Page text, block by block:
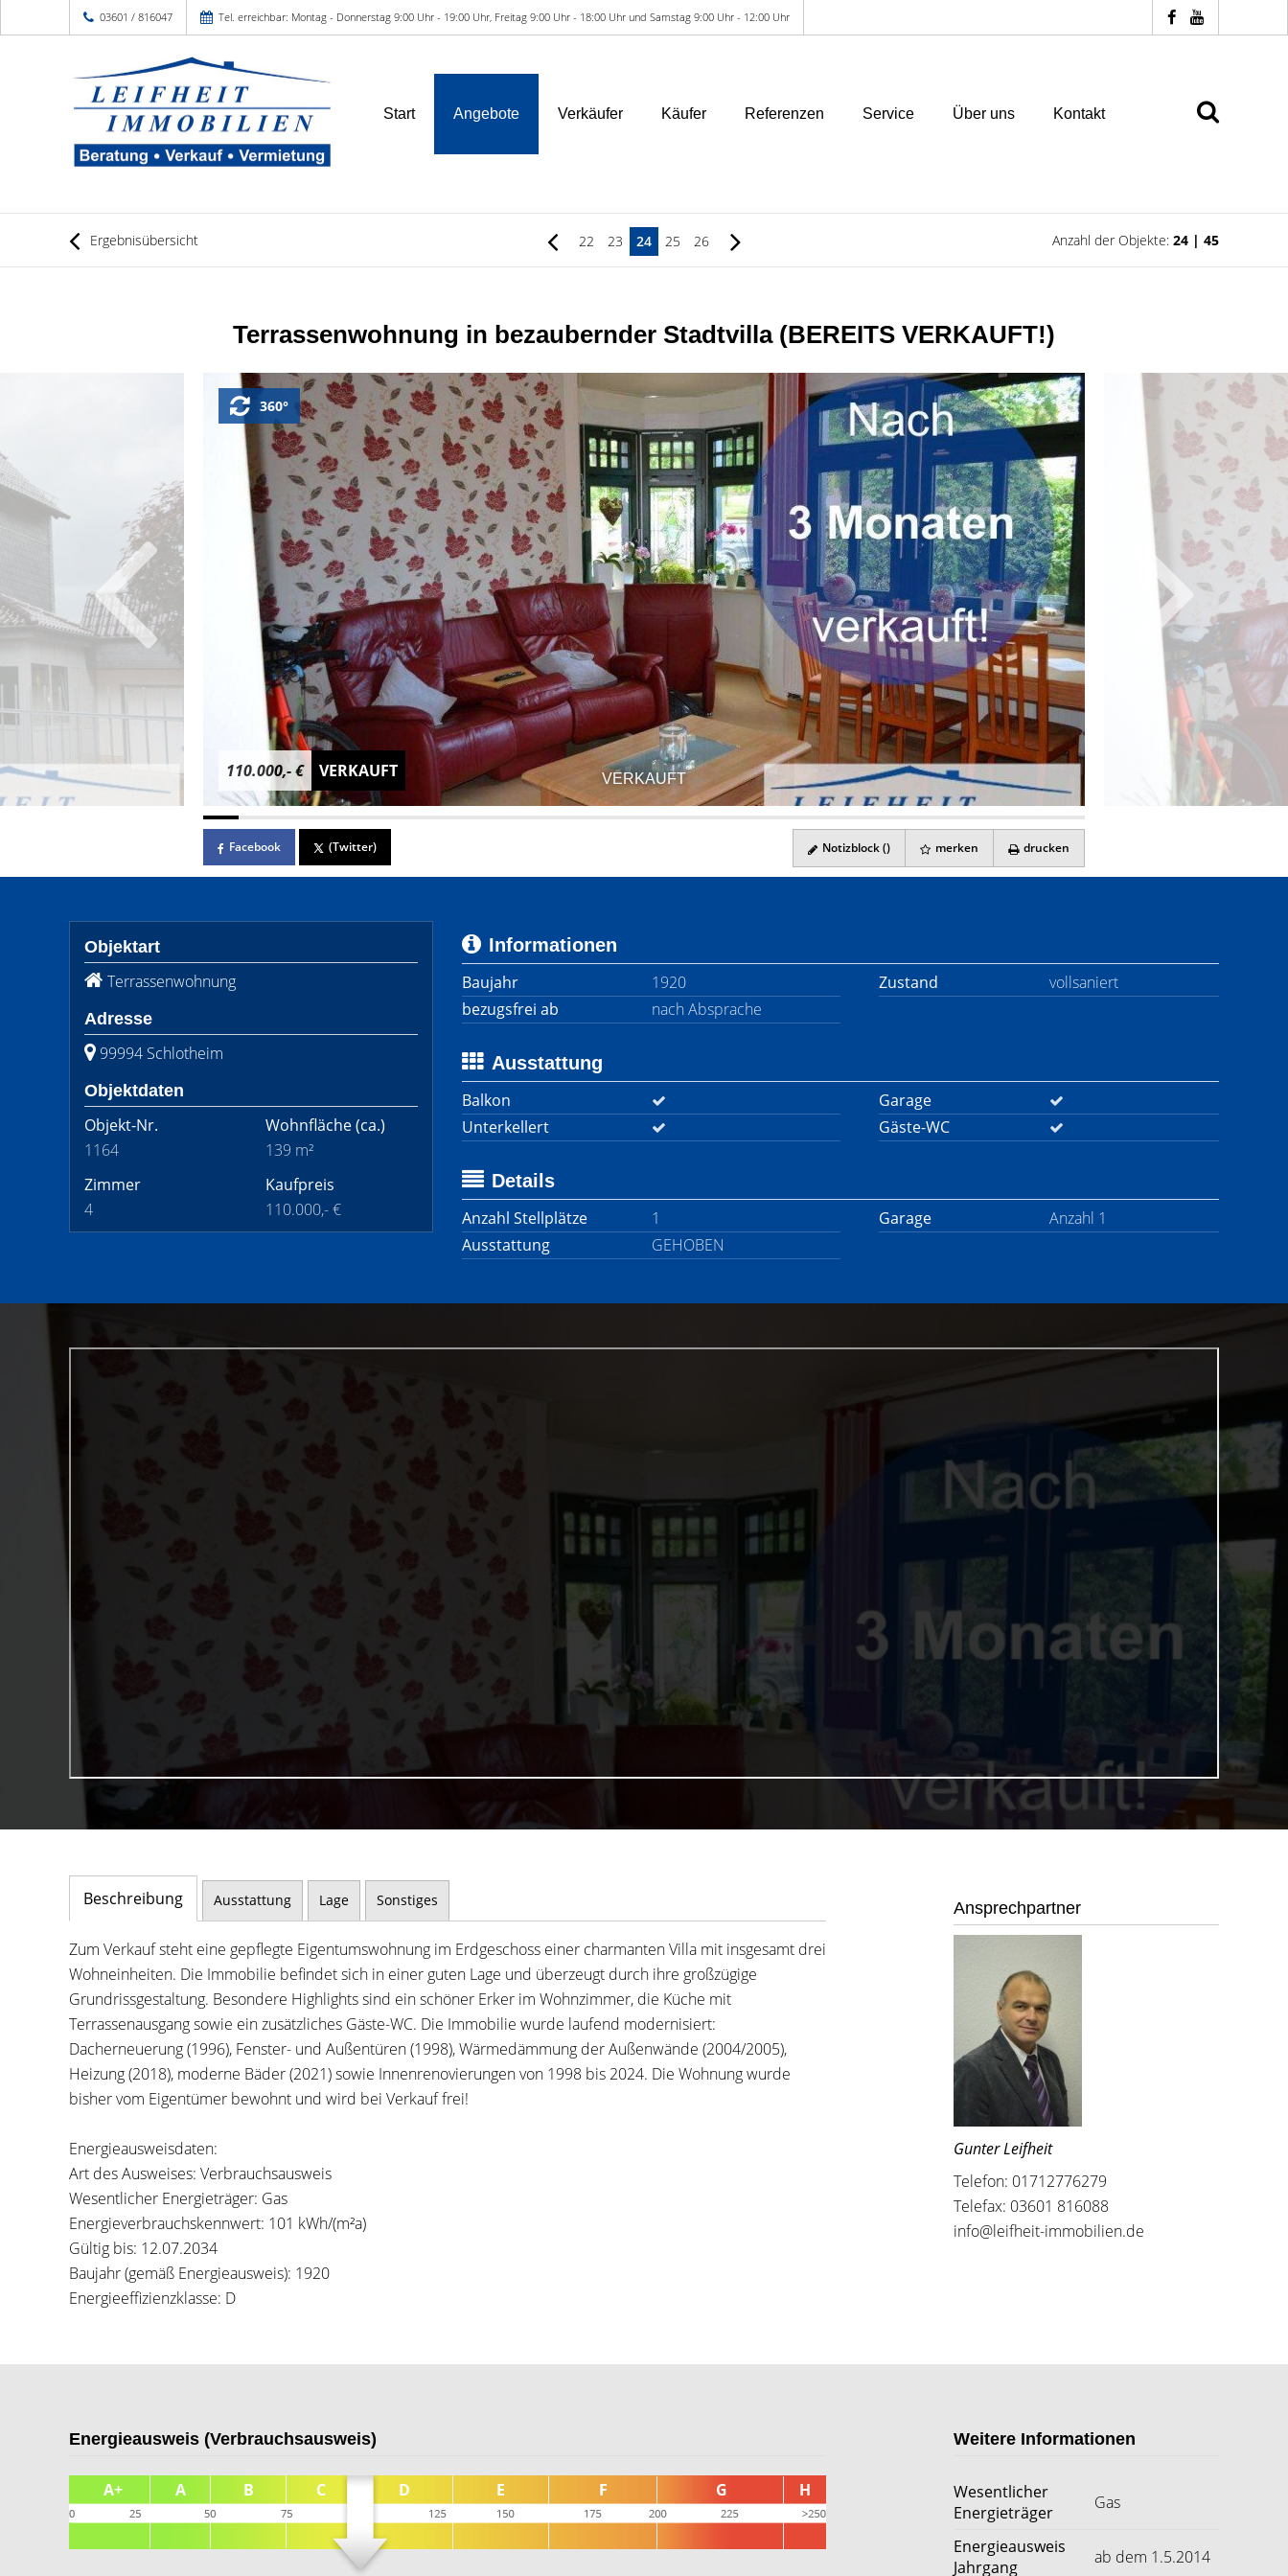
03601 / 816047 Tel. erreichbar: Montag - Donnerstag 9:00 Uhr - 19:00 Uhr, Freitag 9:00 Uhr - 18:00 Uhr und Samstag 9:00 Uhr - 12:00 Uhr
Start Angebote Verkäufer Käufer Referenzen Service Über uns Kontakt
Ergebnisübersicht 22 23 24 25 26 Anzahl der Objekte: 24 | 45
Terrassenwohnung in bezaubernder Stadtvilla (BEREITS VERKAUFT!)
VERKAUFT
110.000,- € VERKAUFT
360°
Facebook (Twitter) Notizblock () merken drucken
Objektart
Terrassenwohnung
Adresse
99994 Schlotheim
Objektdaten
Objekt-Nr.
1164
Wohnfläche(ca.)
139 m²
Zimmer
4
Kaufpreis
110.000,- €
Informationen
Baujahr
1920 Zustand
vollsaniert
bezugsfrei ab
nach Absprache
Ausstattung
Balkon
Garage
Unterkellert
Gäste-WC
Details
Anzahl Stellplätze
1 Garage
Anzahl 1
Ausstattung
GEHOBEN
Beschreibung Ausstattung Lage Sonstiges
Zum Verkauf steht eine gepflegte Eigentumswohnung im Erdgeschoss einer charmanten Villa mit insgesamt drei
Wohneinheiten. Die Immobilie befindet sich in einer guten Lage und überzeugt durch ihre großzügige
Grundrissgestaltung. Besondere Highlights sind ein schöner Erker im Wohnzimmer, die Küche mit
Terrassenausgang sowie ein zusätzliches Gäste-WC. Die Immobilie wurde laufend modernisiert:
Dacherneuerung (1996), Fenster- und Außentüren (1998), Wärmedämmung der Außenwände (2004/2005),
Heizung (2018), moderne Bäder (2021) sowie Innenrenovierungen von 1998 bis 2024. Die Wohnung wurde
bisher vom Eigentümer bewohnt und wird bei Verkauf frei!
Energieausweisdaten:
Art des Ausweises: Verbrauchsausweis
Wesentlicher Energieträger: Gas
Energieverbrauchskennwert: 101 kWh/(m²a)
Gültig bis: 12.07.2034
Baujahr (gemäß Energieausweis): 1920
Energieeffizienzklasse: D
Ansprechpartner
Gunter Leifheit
Telefon: 01712776279
Telefax: 03601 816088
info@leifheit-immobilien.de
Energieausweis (Verbrauchsausweis) Weitere Informationen
Wesentlicher
Energieträger
Gas
Energieausweis
Jahrgang
ab dem 1.5.2014